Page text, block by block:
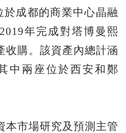
成都的商業中心晶融
年完成對塔博曼熙
收購。該資產內總計涵
中兩座位於西安和鄭
本市場研究及預測主管